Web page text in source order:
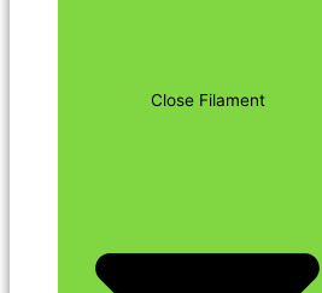
Close Filament